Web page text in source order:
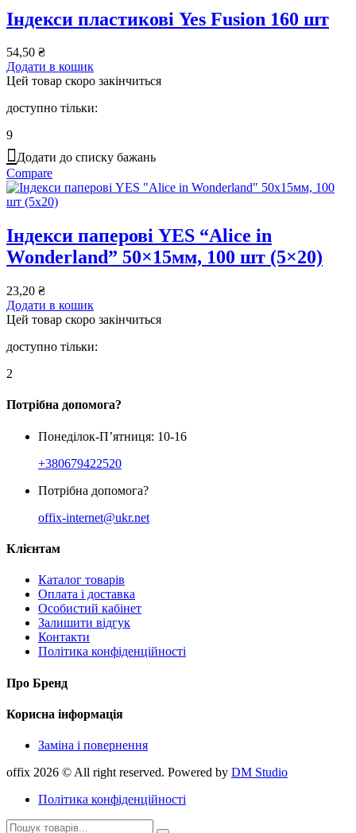
Індекси пластикові Yes Fusion 160 шт
54,50 ₴
Додати в кошик
Цей товар скоро закінчиться
доступно тільки:
9
Додати до списку бажань
Compare
Індекси паперові YES “Alice in
Wonderland” 50×15мм, 100 шт (5×20)
23,20 ₴
Додати в кошик
Цей товар скоро закінчиться
доступно тільки:
2
Потрібна допомога?
Понеділок-П’ятниця: 10-16
+380679422520
Потрібна допомога?
offix-internet@ukr.net
Клієнтам
Каталог товарів
Оплата і доставка
Особистий кабінет
Залишити відгук
Контакти
Політика конфіденційності
Про Бренд
Корисна інформація
Заміна і повернення
offix 2026 © All right reserved. Powered by DM Studio
Політика конфіденційності